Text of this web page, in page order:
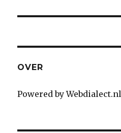
OVER
Powered by Webdialect.nl